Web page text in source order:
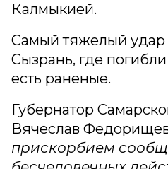
Калмыкией.
Самый тяжелый
Сызрань, где
есть раненые.
Губернатор
Вячеслав
прискорбием